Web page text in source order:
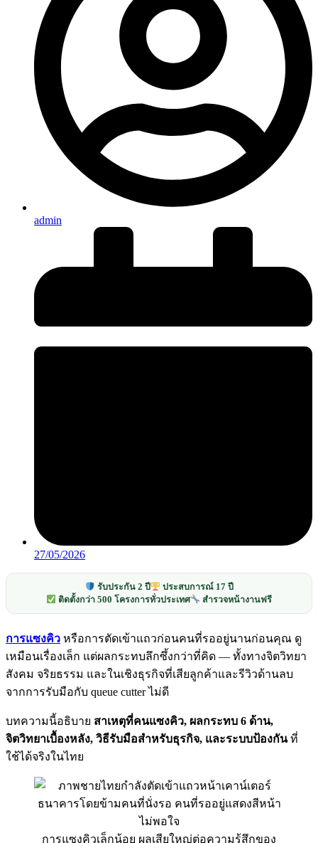
admin
27/05/2026
รับประกัน 2 ปี
ประสบการณ์ 17 ปี
ติดตั้งกว่า 500 โครงการทั่วประเทศ
สำรวจหน้างานฟรี
การแซงคิว หรือการตัดเข้าแถวก่อนคนที่รออยู่นานก่อนคุณ ดู
เหมือนเรื่องเล็ก แต่ผลกระทบลึกซึ้งกว่าที่คิด — ทั้งทางจิตวิทยา
สังคม จริยธรรม และในเชิงธุรกิจที่เสียลูกค้าและรีวิวด้านลบ
จากการรับมือกับ queue cutter ไม่ดี
บทความนี้อธิบาย สาเหตุที่คนแซงคิว, ผลกระทบ 6 ด้าน,
จิตวิทยาเบื้องหลัง, วิธีรับมือสำหรับธุรกิจ, และระบบป้องกันที่
ใช้ได้จริงในไทย
การแซงคิวเล็กน้อย ผลเสียใหญ่ต่อความรู้สึกของ